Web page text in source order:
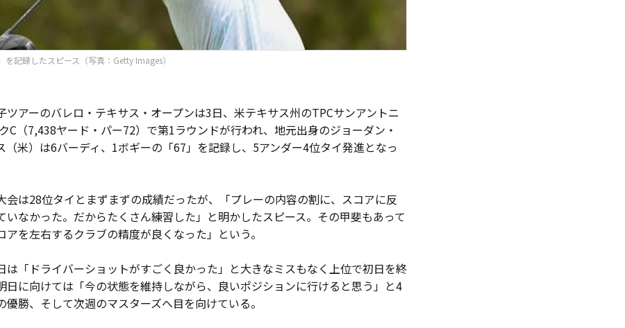
を記録したスピース（写真：Getty Images）
ツアーのバレロ・テキサス・オープンは3日、米テキサス州のTPCサンアントニ
C（7,438ヤード・パー72）で第1ラウンドが行われ、地元出身のジョーダン・
（米）は6バーディ、1ボギーの「67」を記録し、5アンダー4位タイ発進となっ
会は28位タイとまずまずの成績だったが、「プレーの内容の割に、スコアに反
いなかった。だからたくさん練習した」と明かしたスピース。その甲斐もあって
アを左右するクラブの精度が良くなった」という。
は「ドライバーショットがすごく良かった」と大きなミスもなく上位で初日を終
日に向けては「今の状態を維持しながら、良いポジションに行けると思う」と4
優勝、そして次週のマスターズへ目を向けている。